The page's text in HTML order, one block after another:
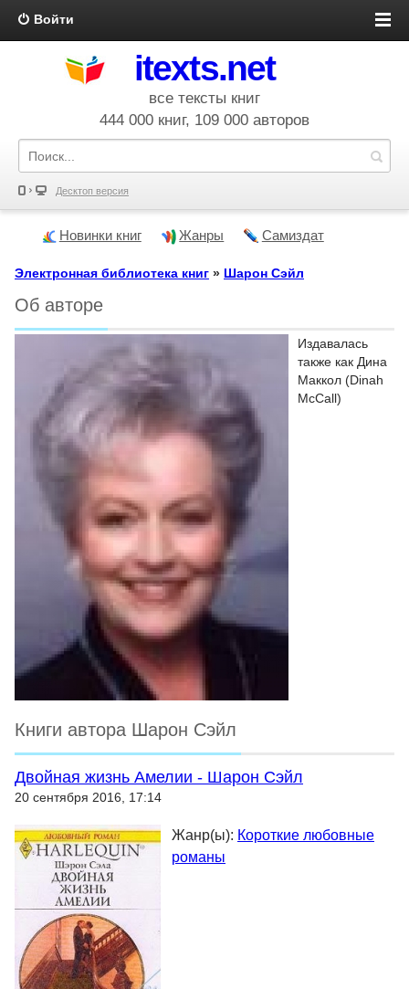
Войти
itexts.net
все тексты книг
444 000 книг, 109 000 авторов
Десктоп версия
Новинки книг Жанры Самиздат
Электронная библиотека книг » Шарон Сэйл
Об авторе
Издавалась
также как Дина
Маккол (Dinah
McCall)
Книги автора Шарон Сэйл
Двойная жизнь Амелии - Шарон Сэйл
20 сентября 2016, 17:14
Жанр(ы): Короткие любовные
романы